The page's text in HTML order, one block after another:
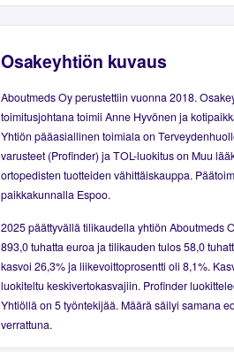
Osakeyhtiön kuvaus
Aboutmeds Oy perustettiin vuonna 2018.
toimitusjohtana toimii Anne Hyvönen ja
Yhtiön pääasiallinen toimiala on
varusteet (Profinder) ja TOL-luokitus on Muu
ortopedisten tuotteiden vähittäiskauppa.
paikkakunnalla Espoo.
2025 päättyvällä tilikaudella yhtiön Aboutmeds
893,0 tuhatta euroa ja tilikauden tulos 58,0
kasvoi 26,3% ja liikevoittoprosentti oli 8,1%.
luokiteltu keskivertokasvajiin. Profinder
Yhtiöllä on 5 työntekijää. Määrä säilyi samana
verrattuna.